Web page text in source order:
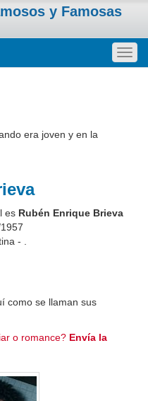
y Famosas
era joven y en la
es Rubén Enrique Brieva
- .
como se llaman sus
o romance? Envía la